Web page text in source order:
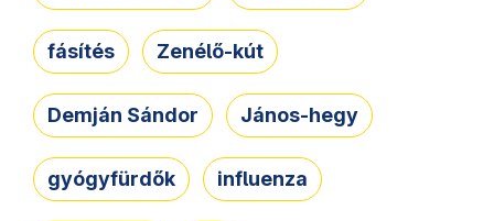
fásítés Zenélő-kút
Demján Sándor János-hegy
gyógyfürdők influenza